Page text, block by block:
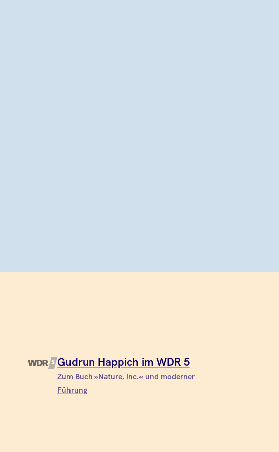
Gudrun Happich im WDR 5
Zum Buch »Nature, Inc.« und moderner
Führung